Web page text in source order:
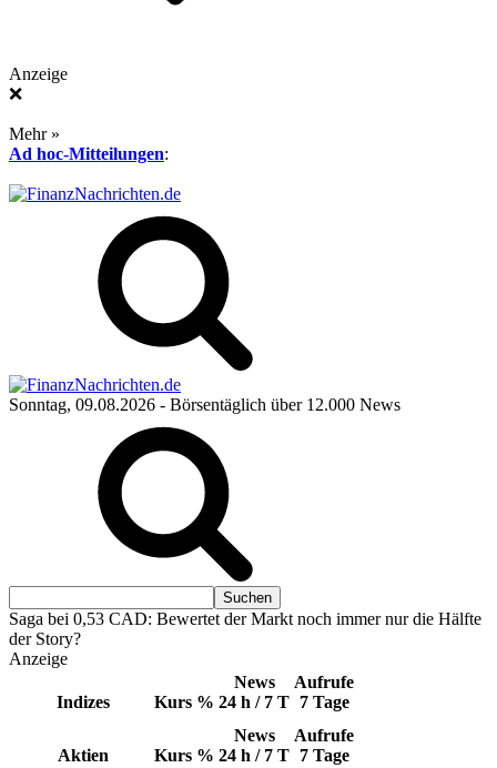
Anzeige
❌
Mehr »
Ad hoc-Mitteilungen:
Sonntag, 09.08.2026 - Börsentäglich über 12.000 News
Saga bei 0,53 CAD: Bewertet der Markt noch immer nur die Hälfte
der Story?
Anzeige
Indizes Kurs %
News
24 h / 7 T
Aufrufe
7 Tage
Aktien Kurs %
News
24 h / 7 T
Aufrufe
7 Tage